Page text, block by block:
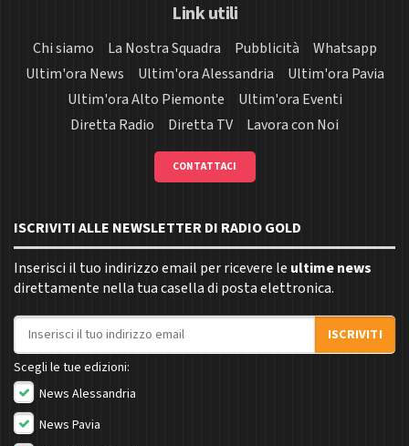
Link utili
Chi siamo La Nostra Squadra Pubblicità
Whatsapp
Ultim'ora News
Ultim'ora Alessandria
Ultim'ora Pavia
Ultim'ora Alto Piemonte
Ultim'ora Eventi
Diretta Radio
Diretta TV Lavora con Noi
CONTATTACI
ISCRIVITI ALLE NEWSLETTER DI RADIO GOLD
Inserisci il tuo indirizzo email per ricevere le ultime news
direttamente nella tua casella di posta elettronica.
Indirizzo email
ISCRIVITI
Scegli le tue edizioni:
News Alessandria
News Pavia